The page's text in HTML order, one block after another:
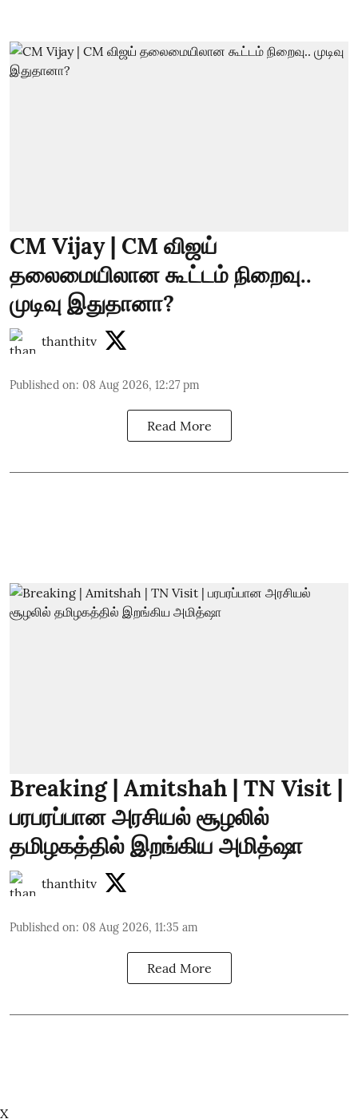
CM Vijay | CM விஜய்
தலைமையிலான கூட்டம் நிறைவு..
முடிவு இதுதானா?
thanthitv
Published on: 08 Aug 2026, 12:27 pm
Read More
Breaking | Amitshah | TN Visit |
பரபரப்பான அரசியல் சூழலில்
தமிழகத்தில் இறங்கிய அமித்ஷா
thanthitv
Published on: 08 Aug 2026, 11:35 am
Read More
X